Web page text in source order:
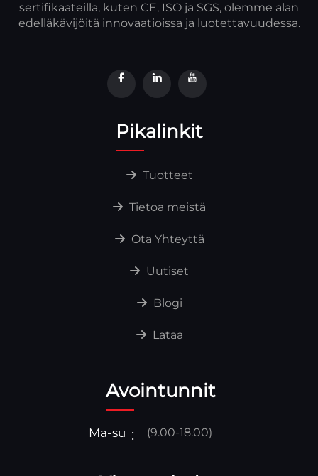
sertifikaateilla, kuten CE, ISO ja SGS, olemme alan
edelläkävijöitä innovaatioissa ja luotettavuudessa.
Pikalinkit
Tuotteet
Tietoa meistä
Ota Yhteyttä
Uutiset
Blogi
Lataa
Avointunnit
Ma-su (9.00-18.00)